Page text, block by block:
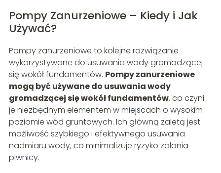
Pompy Zanurzeniowe – Kiedy i Jak
Używać?
Pompy zanurzeniowe to kolejne rozwiązanie
wykorzystywane do usuwania wody gromadzącej
się wokół fundamentów. Pompy zanurzeniowe
mogą być używane do usuwania wody
gromadzącej się wokół fundamentów, co czyni
je niezbędnym elementem w miejscach o wysokim
poziomie wód gruntowych. Ich główną zaletą jest
możliwość szybkiego i efektywnego usuwania
nadmiaru wody, co minimalizuje ryzyko zalania
piwnicy.